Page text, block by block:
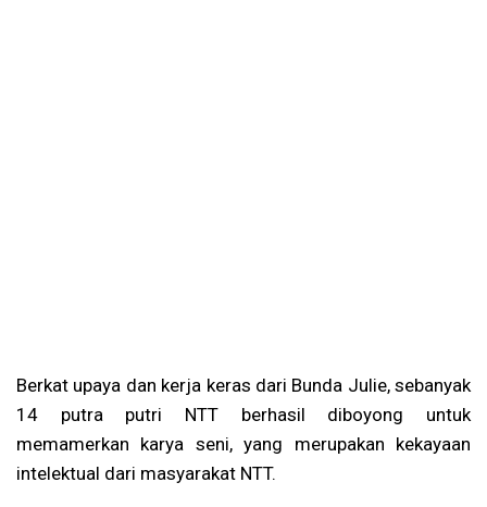
Berkat upaya dan kerja keras dari Bunda Julie, sebanyak
14 putra putri NTT berhasil diboyong untuk
memamerkan karya seni, yang merupakan kekayaan
intelektual dari masyarakat NTT.